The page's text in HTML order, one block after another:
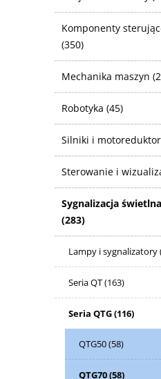
Komponenty
(350)
Mechanika maszyn
Robotyka (45)
Silniki i
Sterowanie i
Sygnalizacja
(283)
Lampy i sygnalizatory
Seria QT(163)
Seria QTG(116)
QTG50(58)
QTG70(58)